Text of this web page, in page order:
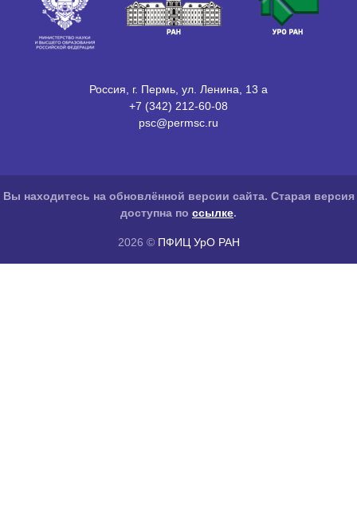
Россия, г. Пермь, ул. Ленина, 13 а
+7 (342) 212-60-08
psc@permsc.ru
Вы находитесь на обновлённой версии сайта. Старая версия
доступна по ссылке.
2026 © ПФИЦ УрО РАН